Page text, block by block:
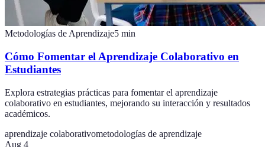
Metodologías de Aprendizaje5 min
Cómo Fomentar el Aprendizaje Colaborativo en
Estudiantes
Explora estrategias prácticas para fomentar el aprendizaje
colaborativo en estudiantes, mejorando su interacción y resultados
académicos.
aprendizaje colaborativometodologías de aprendizaje
Aug 4